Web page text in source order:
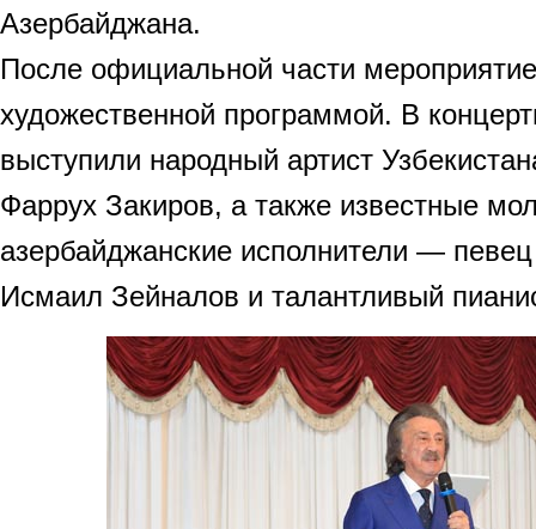
Азербайджана.
После официальной части
художественной программой. В
выступили народный артист
Фаррух Закиров, а также известные
азербайджанские исполнители —
Исмаил Зейналов и талантливый